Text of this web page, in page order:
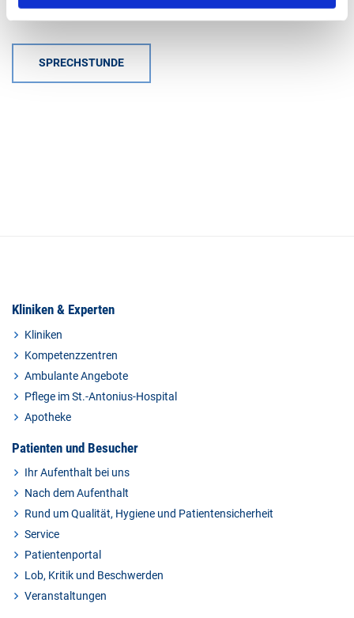
SPRECHSTUNDE
Kliniken & Experten
Kliniken
Kompetenzzentren
Ambulante Angebote
Pflege im St.-Antonius-Hospital
Apotheke
Patienten und Besucher
Ihr Aufenthalt bei uns
Nach dem Aufenthalt
Rund um Qualität, Hygiene und Patientensicherheit
Service
Patientenportal
Lob, Kritik und Beschwerden
Veranstaltungen